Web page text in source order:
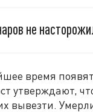
не
время
утверждают,
вывезти.